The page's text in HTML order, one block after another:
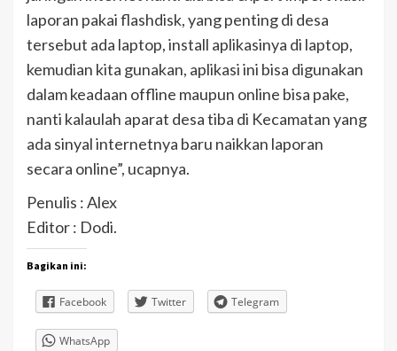
laporan pakai flashdisk, yang penting di desa
tersebut ada laptop, install aplikasinya di laptop,
kemudian kita gunakan, aplikasi ini bisa digunakan
dalam keadaan offline maupun online bisa pake,
nanti kalaulah aparat desa tiba di Kecamatan yang
ada sinyal internetnya baru naikkan laporan
secara online”, ucapnya.
Penulis : Alex
Editor : Dodi.
Bagikan ini:
Facebook Twitter Telegram
WhatsApp